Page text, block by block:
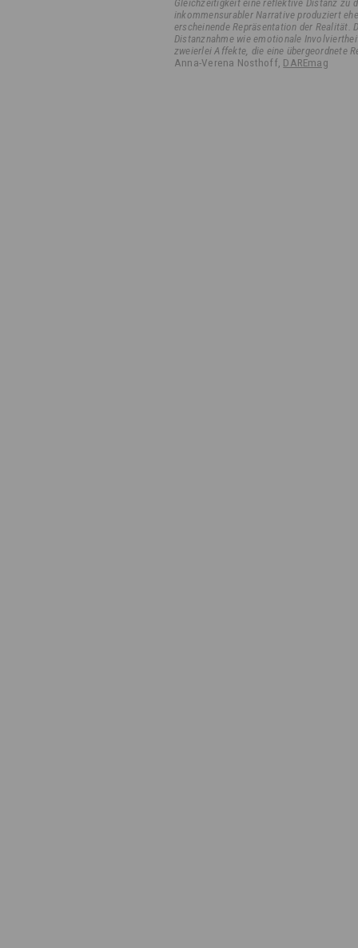
Gleichzeitigkeit eine reflektive Distanz zu
inkommensurabler Narrative produziert
erscheinende Repräsentation der Realität.
Distanznahme wie emotionale
zweierlei Affekte, die eine übergeordnete
Anna-Verena Nosthoff, DAREmag